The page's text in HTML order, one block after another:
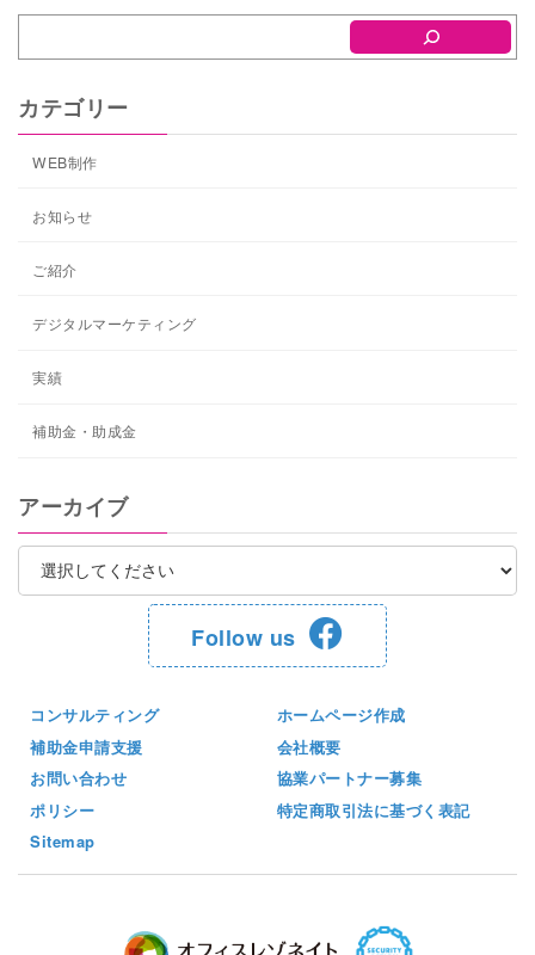
カテゴリー
WEB制作
お知らせ
ご紹介
デジタルマーケティング
実績
補助金・助成金
アーカイブ
Follow us
コンサルティング
ホームページ作成
補助金申請支援
会社概要
お問い合わせ
協業パートナー募集
ポリシー
特定商取引法に基づく表記
Sitemap